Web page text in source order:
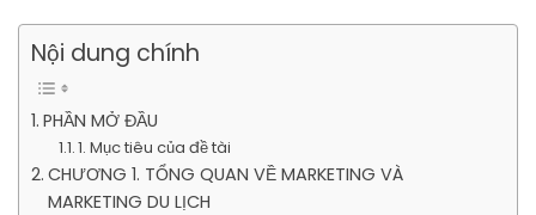
Nội dung chính
PHẦN MỞ ĐẦU
1. Mục tiêu của đề tài
CHƯƠNG 1. TỔNG QUAN VỀ MARKETING VÀ
MARKETING DU LỊCH